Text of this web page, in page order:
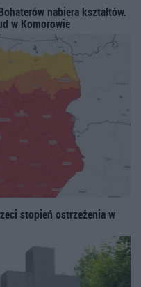
nabiera kształtów.
w Komorowie
stopień ostrzeżenia w